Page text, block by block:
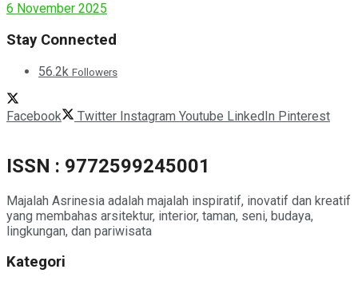
6 November 2025
Stay Connected
56.2k Followers
Facebook Twitter Instagram Youtube LinkedIn Pinterest
ISSN : 9772599245001
Majalah Asrinesia adalah majalah inspiratif, inovatif dan kreatif
yang membahas arsitektur, interior, taman, seni, budaya,
lingkungan, dan pariwisata
Kategori